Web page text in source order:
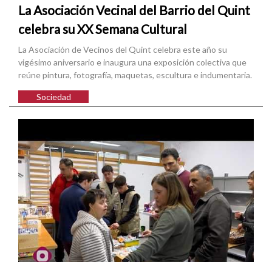
La Asociación Vecinal del Barrio del Quint
celebra su XX Semana Cultural
La Asociación de Vecinos del Quint celebra este año su
vigésimo aniversario e inaugura una exposición colectiva que
reúne pintura, fotografía, maquetas, escultura e indumentaria.
Sociedad